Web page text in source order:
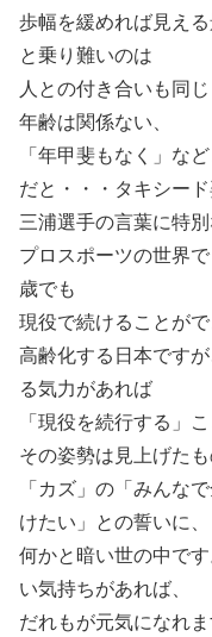
歩幅を緩めれば見え
と乗り難いのは
人との付き合いも同
年齢は関係ない、
「年甲斐もなく」な
だと・・・タキシード
三浦選手の言葉に特
プロスポーツの世界
歳でも
現役で続けることがで
高齢化する日本です
る気力があれば
「現役を続行する」
その姿勢は見上げたも
「カズ」の「みんな
けたい」との誓いに、
何かと暗い世の中で
い気持ちがあれば、
だれもが元気になれ